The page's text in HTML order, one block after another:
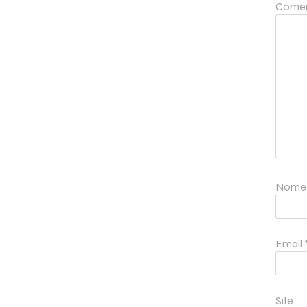
Nome
Email
Site